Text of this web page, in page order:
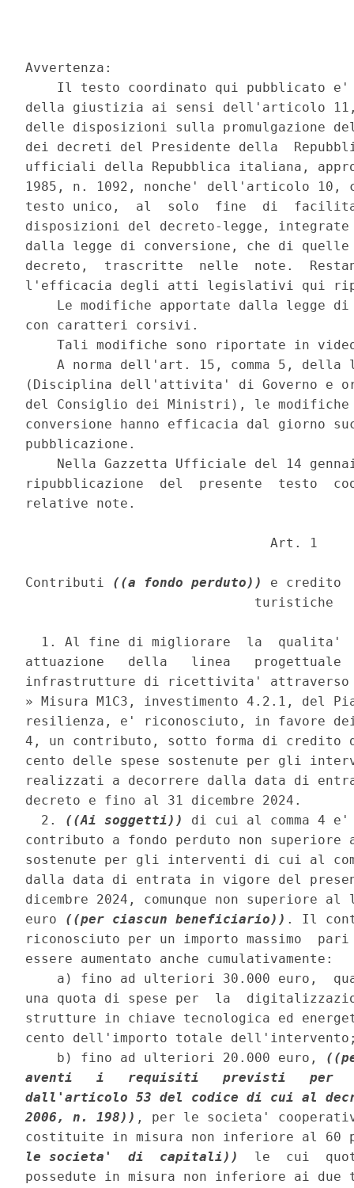
Avvertenza:
Il testo coordinato qui pubblicato
della giustizia ai sensi dell'articolo 11,
delle disposizioni sulla promulgazione
dei decreti del Presidente della
ufficiali della Repubblica italiana,
1985, n. 1092, nonche' dell'articolo 10,
testo unico,  al  solo  fine  di
disposizioni del decreto-legge,
dalla legge di conversione, che di
decreto,  trascritte  nelle  note.
l'efficacia degli atti legislativi qui
Le modifiche apportate dalla legge
con caratteri corsivi.
Tali modifiche sono riportate in
A norma dell'art. 15, comma 5, della
(Disciplina dell'attivita' di Governo e
del Consiglio dei Ministri), le
conversione hanno efficacia dal giorno
pubblicazione.
Nella Gazzetta Ufficiale del 14
ripubblicazione  del  presente  testo
relative note.
                               Art. 1
Contributi ((a fondo perduto))
e credito
                             turistiche
1. Al fine di migliorare  la  qualita'
attuazione   della   linea   progettuale
infrastrutture di ricettivita' attraverso
» Misura M1C3, investimento 4.2.1, del
resilienza, e' riconosciuto, in favore
4, un contributo, sotto forma di
cento delle spese sostenute per gli
realizzati a decorrere dalla data di
decreto e fino al 31 dicembre 2024.
  2.
((Ai soggetti))
di cui al comma 4
contributo a fondo perduto non
sostenute per gli interventi di cui al
dalla data di entrata in vigore del
dicembre 2024, comunque non superiore
euro ((per ciascun beneficiario)) . Il
riconosciuto per un importo massimo
essere aumentato anche cumulativamente:
a) fino ad ulteriori 30.000 euro,
una quota di spese per  la
strutture in chiave tecnologica ed
cento dell'importo totale
    b) fino ad ulteriori 20.000 euro,
aventi   i   requisiti   previsti   per
dall'articolo 53 del codice di cui al
2006, n. 198)) , per le societa'
costituite in misura non inferiore al 60
le societa'  di  capitali))
le  cui
possedute in misura non inferiore ai